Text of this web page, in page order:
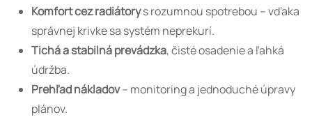
Komfort cez radiátorys rozumnou spotrebou – vďaka
správnej krivke sa systém neprekurí.
Tichá a stabilná prevádzka, čisté osadenie a ľahká
údržba.
Prehľad nákladov– monitoring a jednoduché úpravy
plánov.